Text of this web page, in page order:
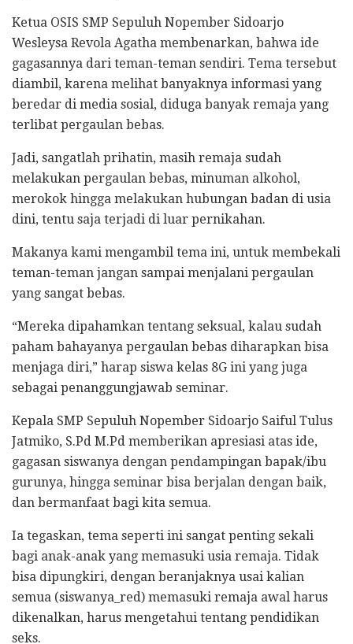
Ketua OSIS SMP Sepuluh Nopember Sidoarjo
Wesleysa Revola Agatha membenarkan, bahwa ide
gagasannya dari teman-teman sendiri. Tema tersebut
diambil, karena melihat banyaknya informasi yang
beredar di media sosial, diduga banyak remaja yang
terlibat pergaulan bebas.
Jadi, sangatlah prihatin, masih remaja sudah
melakukan pergaulan bebas, minuman alkohol,
merokok hingga melakukan hubungan badan di usia
dini, tentu saja terjadi di luar pernikahan.
Makanya kami mengambil tema ini, untuk membekali
teman-teman jangan sampai menjalani pergaulan
yang sangat bebas.
“Mereka dipahamkan tentang seksual, kalau sudah
paham bahayanya pergaulan bebas diharapkan bisa
menjaga diri,” harap siswa kelas 8G ini yang juga
sebagai penanggungjawab seminar.
Kepala SMP Sepuluh Nopember Sidoarjo Saiful Tulus
Jatmiko, S.Pd M.Pd memberikan apresiasi atas ide,
gagasan siswanya dengan pendampingan bapak/ibu
gurunya, hingga seminar bisa berjalan dengan baik,
dan bermanfaat bagi kita semua.
Ia tegaskan, tema seperti ini sangat penting sekali
bagi anak-anak yang memasuki usia remaja. Tidak
bisa dipungkiri, dengan beranjaknya usai kalian
semua (siswanya_red) memasuki remaja awal harus
dikenalkan, harus mengetahui tentang pendidikan
seks.